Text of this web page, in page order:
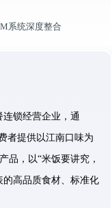
系统深度整合
锁经营企业，通
者提供以江南口味为
品，以“米饭要讲究，
的高品质食材、标准化